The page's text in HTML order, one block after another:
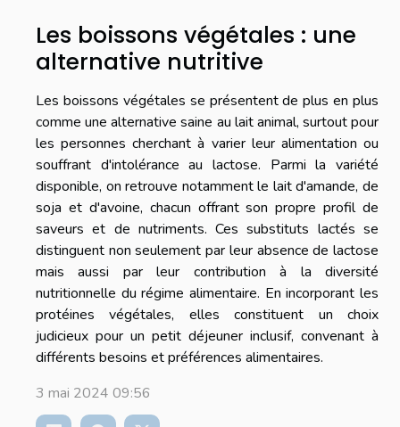
Les boissons végétales : une
alternative nutritive
Les boissons végétales se présentent de plus en plus
comme une alternative saine au lait animal, surtout pour
les personnes cherchant à varier leur alimentation ou
souffrant d'intolérance au lactose. Parmi la variété
disponible, on retrouve notamment le lait d'amande, de
soja et d'avoine, chacun offrant son propre profil de
saveurs et de nutriments. Ces substituts lactés se
distinguent non seulement par leur absence de lactose
mais aussi par leur contribution à la diversité
nutritionnelle du régime alimentaire. En incorporant les
protéines végétales, elles constituent un choix
judicieux pour un petit déjeuner inclusif, convenant à
différents besoins et préférences alimentaires.
3 mai 2024 09:56